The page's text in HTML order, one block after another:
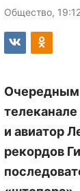
Общество,
Очередным
и авиатор
рекордов